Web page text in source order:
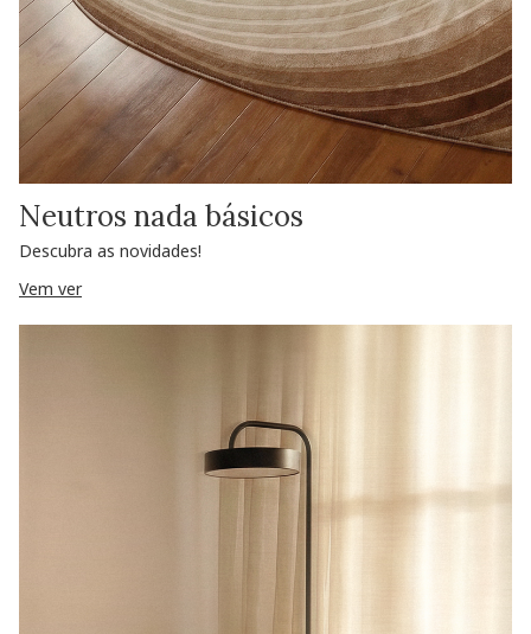
Neutros nada básicos
Descubra as novidades!
Vem ver